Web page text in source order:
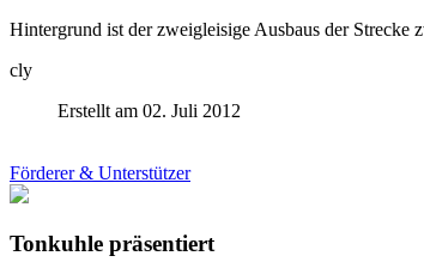
Hintergrund ist der zweigleisige Ausbaus der
cly
Erstellt am 02. Juli 2012
Förderer & Unterstützer
Tonkuhle präsentiert